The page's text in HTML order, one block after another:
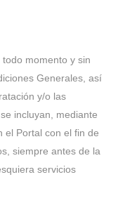
momento y sin
Generales, así
y/o las
incluyan, mediante
el Portal con el fin de
siempre antes de la
servicios